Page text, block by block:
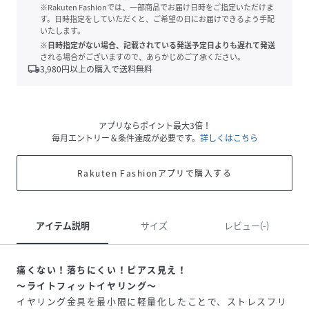
※Rakuten Fashionでは、一部商品でお届け日時をご指定いただけま
す。日時指定をしていただくと、ご希望の日にお届けできるよう手配
いたします。
※日時指定がない場合、記載されている発送予定日よりも遅れて発送
される場合がございますので、あらかじめご了承ください。
local_shipping3,980円以上の購入で送料無料
アプリならポイント最大3倍！
毎月エントリー＆条件達成が必要です。 詳しくはこちら
Rakuten Fashionアプリで購入する
アイテム説明 サイズ レビュー(-)
痛くない！落ちにくい！ピアス見え！
～ライトフィットイヤリング～
イヤリング金具を最小限に軽量化したことで、ストレスフリ